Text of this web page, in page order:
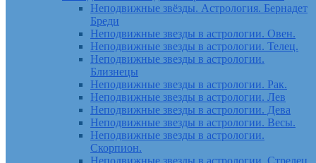
Неподвижные звёзды. Астрология. Бернадет
Бреди
Неподвижные звезды в астрологии. Овен.
Неподвижные звезды в астрологии. Телец.
Неподвижные звезды в астрологии.
Близнецы
Неподвижные звезды в астрологии. Рак.
Неподвижные звезды в астрологии. Лев
Неподвижные звезды в астрологии. Дева
Неподвижные звезды в астрологии. Весы.
Неподвижные звезды в астрологии.
Скорпион.
Неподвижные звезды в астрологии. Стрелец.